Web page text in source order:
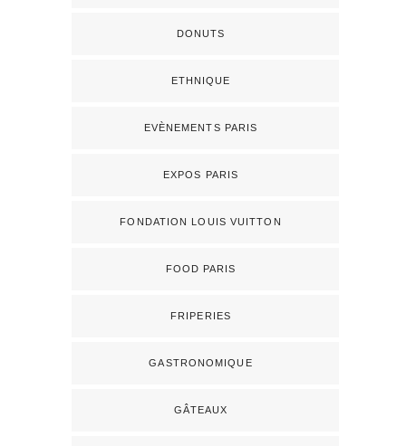
DONUTS
ETHNIQUE
EVÈNEMENTS PARIS
EXPOS PARIS
FONDATION LOUIS VUITTON
FOOD PARIS
FRIPERIES
GASTRONOMIQUE
GÂTEAUX